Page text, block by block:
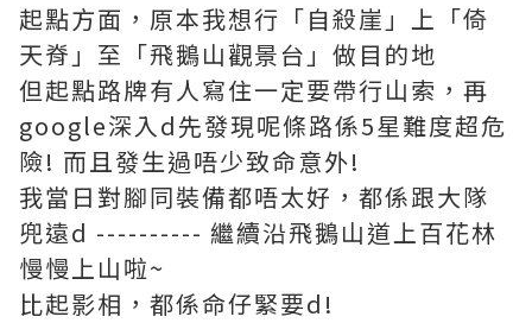
起點方面，原本我想行「自殺崖」上「倚
天脊」至「飛鵝山觀景台」做目的地
但起點路牌有人寫住一定要帶行山索，再
google深入d先發現呢條路係5星難度超危
險! 而且發生過唔少致命意外!
我當日對腳同裝備都唔太好，都係跟大隊
兜遠d ---------- 繼續沿飛鵝山道上百花林
慢慢上山啦~
比起影相，都係命仔緊要d!